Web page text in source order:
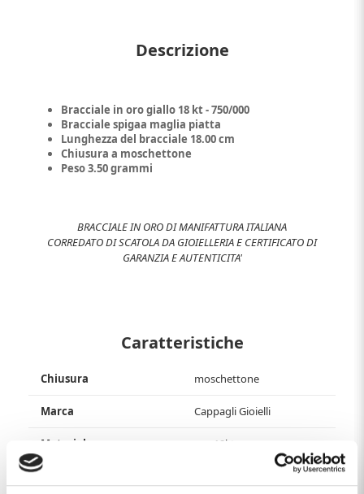
Descrizione
Bracciale in oro giallo 18 kt - 750/000
Bracciale spigaa maglia piatta
Lunghezza del bracciale 18.00 cm
Chiusura a moschettone
Peso 3.50 grammi
BRACCIALE IN ORO DI MANIFATTURA ITALIANA
CORREDATO DI SCATOLA DA GIOIELLERIA E CERTIFICATO DI
GARANZIA E AUTENTICITA'
Caratteristiche
Chiusura moschettone
Marca Cappagli Gioielli
Materiale oro 18kt